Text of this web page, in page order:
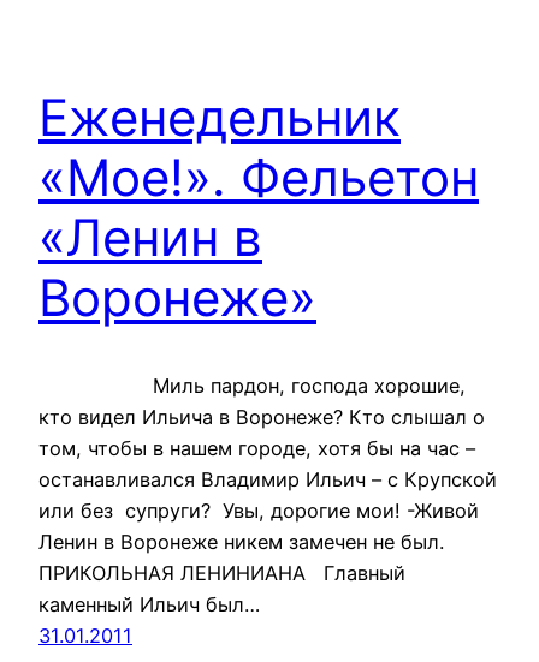
Еженедельник
«Мое!». Фельетон
«Ленин в
Воронеже»
Миль пардон, господа хорошие,
кто видел Ильича в Воронеже? Кто слышал о
том, чтобы в нашем городе, хотя бы на час –
останавливался Владимир Ильич – с Крупской
или без супруги? Увы, дорогие мои! -Живой
Ленин в Воронеже никем замечен не был.
ПРИКОЛЬНАЯ ЛЕНИНИАНА Главный
каменный Ильич был…
31.01.2011